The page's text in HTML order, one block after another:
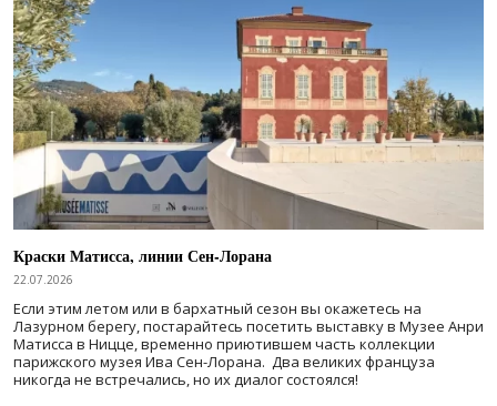
Краски Матисса, линии Сен-Лорана
22.07.2026
Если этим летом или в бархатный сезон вы окажетесь на
Лазурном берегу, постарайтесь посетить выставку в Музее Анри
Матисса в Ницце, временно приютившем часть коллекции
парижского музея Ива Сен-Лорана. Два великих француза
никогда не встречались, но их диалог состоялся!